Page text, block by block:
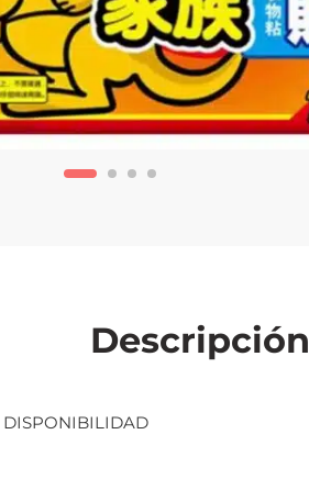
Descripción
DISPONIBILIDAD